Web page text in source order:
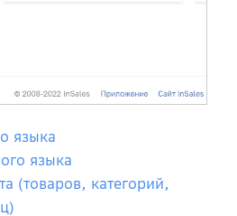
языка
языка
(товаров, категорий,